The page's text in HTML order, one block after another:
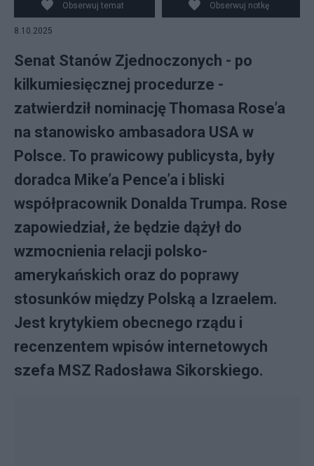
Obserwuj temat Obserwuj notkę
8.10.2025
Senat Stanów Zjednoczonych - po
kilkumiesięcznej procedurze -
zatwierdził nominację Thomasa Rose’a
na stanowisko ambasadora USA w
Polsce. To prawicowy publicysta, były
doradca Mike’a Pence’a i bliski
współpracownik Donalda Trumpa. Rose
zapowiedział, że będzie dążył do
wzmocnienia relacji polsko-
amerykańskich oraz do poprawy
stosunków między Polską a Izraelem.
Jest krytykiem obecnego rządu i
recenzentem wpisów internetowych
szefa MSZ Radosława Sikorskiego.